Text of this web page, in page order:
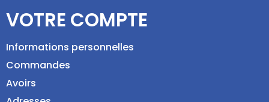
VOTRE COMPTE
Informations personnelles
Commandes
Avoirs